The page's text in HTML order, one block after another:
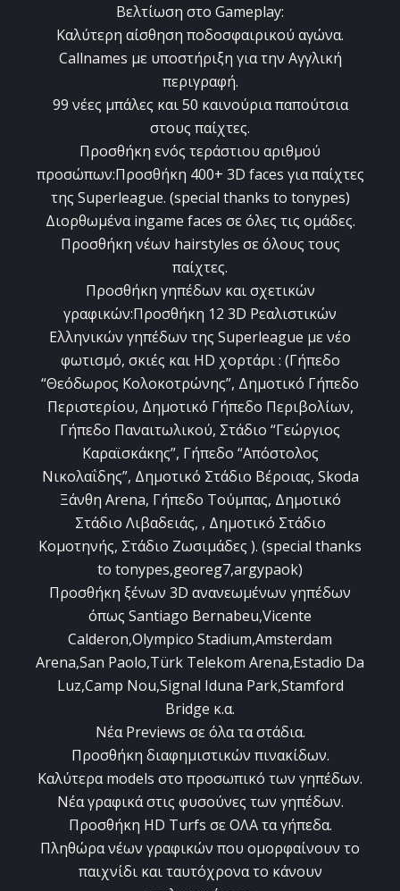
Βελτίωση στο Gameplay:
Καλύτερη αίσθηση ποδοσφαιρικού αγώνα.
Callnames με υποστήριξη για την Αγγλική
περιγραφή.
99 νέες μπάλες και 50 καινούρια παπούτσια
στους παίχτες.
Προσθήκη ενός τεράστιου αριθμού
προσώπων:Προσθήκη 400+ 3D faces για παίχτες
της Superleague. (special thanks to tonypes)
Διορθωμένα ingame faces σε όλες τις ομάδες.
Προσθήκη νέων hairstyles σε όλους τους
παίχτες.
Προσθήκη γηπέδων και σχετικών
γραφικών:Προσθήκη 12 3D Ρεαλιστικών
Ελληνικών γηπέδων της Superleague με νέο
φωτισμό, σκιές και HD χορτάρι : (Γήπεδο
“Θεόδωρος Κολοκοτρώνης”, Δημοτικό Γήπεδο
Περιστερίου, Δημοτικό Γήπεδο Περιβολίων,
Γήπεδο Παναιτωλικού, Στάδιο “Γεώργιος
Καραϊσκάκης”, Γήπεδο “Απόστολος
Νικολαΐδης”, Δημοτικό Στάδιο Βέροιας, Skoda
Ξάνθη Arena, Γήπεδο Τούμπας, Δημοτικό
Στάδιο Λιβαδειάς, , Δημοτικό Στάδιο
Κομοτηνής, Στάδιο Ζωσιμάδες ). (special thanks
to tonypes,georeg7,argypaok)
Προσθήκη ξένων 3D ανανεωμένων γηπέδων
όπως Santiago Bernabeu,Vicente
Calderon,Olympico Stadium,Amsterdam
Arena,San Paolo,Türk Telekom Arena,Estadio Da
Luz,Camp Nou,Signal Iduna Park,Stamford
Bridge κ.α.
Νέα Previews σε όλα τα στάδια.
Προσθήκη διαφημιστικών πινακίδων.
Καλύτερα models στο προσωπικό των γηπέδων.
Νέα γραφικά στις φυσούνες των γηπέδων.
Προσθήκη HD Turfs σε ΟΛΑ τα γήπεδα.
Πληθώρα νέων γραφικών που ομορφαίνουν το
παιχνίδι και ταυτόχρονα το κάνουν